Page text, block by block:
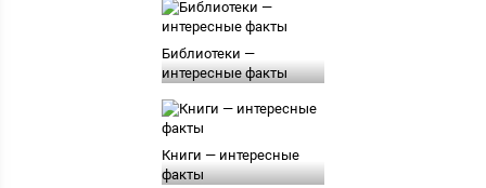
Библиотеки —
интересные факты
Книги — интересные
факты